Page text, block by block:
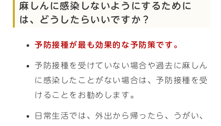
麻しんに感染しないようにするために
は、どうしたらいいですか？
予防接種が最も効果的な予防策です。
予防接種を受けていない場合や過去に麻しん
に感染したことがない場合は、予防接種を受
けることをお勧めします。
日常生活では、外出から帰ったら、うがい、